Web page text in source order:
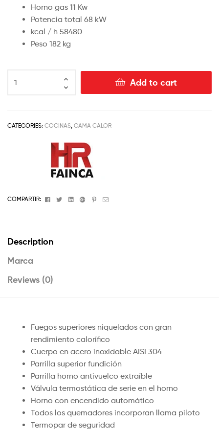
Horno gas 11 Kw
Potencia total 68 kW
kcal / h 58480
Peso 182 kg
Add to cart
CATEGORIES: COCINAS, GAMA CALOR
COMPARTIR: FacebookTwitterLinkedinGoogle+Pinterest
Email
Description
Marca
Reviews (0)
Fuegos superiores niquelados con gran
rendimiento calorífico
Cuerpo en acero inoxidable AISI 304
Parrilla superior fundición
Parrilla horno antivuelco extraíble
Válvula termostática de serie en el horno
Horno con encendido automático
Todos los quemadores incorporan llama piloto
Termopar de seguridad